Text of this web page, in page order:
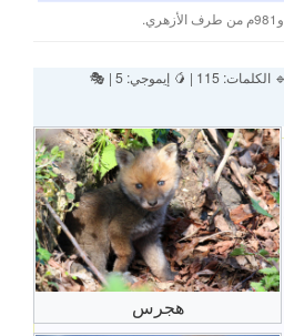
: 🔸 التشكيل: 22% | 🔹 الكلمات: 115 | 🥭 إيموجي: 5 | 🎭
هجرس